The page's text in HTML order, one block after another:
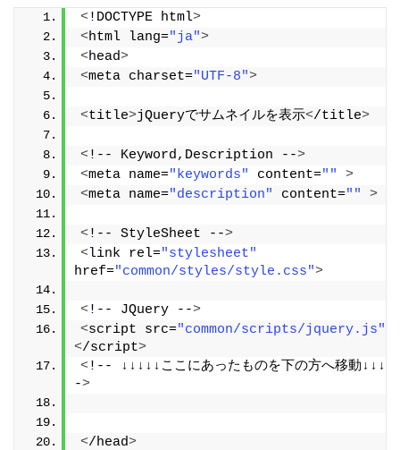
<!DOCTYPE html>
<html lang="ja">
<head>
<meta charset="UTF-8">
<title>jQueryでサムネイルを表示</title>
<!-- Keyword,Description -->
<meta name="keywords" content=""
>
<meta name="description" content="" >
<!-- StyleSheet -->
<link rel="stylesheet"
href="common/styles/style.css">
<!-- JQuery -->
<script src="common/scripts/jquery.js"
</script>
<!-- ↓↓↓↓↓ここにあったものを下の方へ移動
->
</head>